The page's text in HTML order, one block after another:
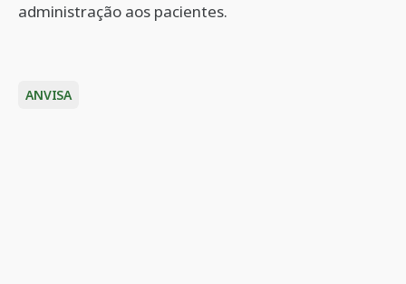
administração aos pacientes.
ANVISA